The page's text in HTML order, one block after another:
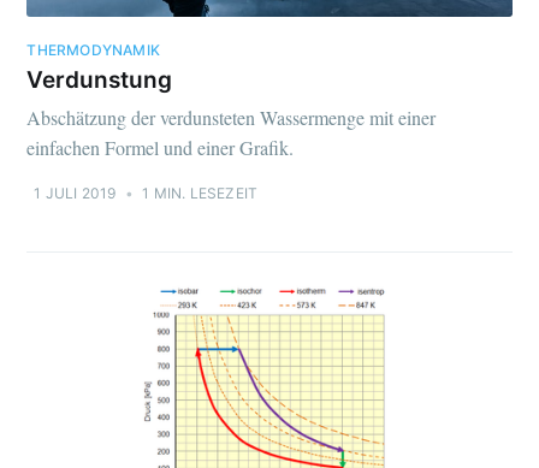
THERMODYNAMIK
Verdunstung
Abschätzung der verdunsteten Wassermenge mit einer
einfachen Formel und einer Grafik.
1 JULI 2019 • 1 MIN. LESEZEIT